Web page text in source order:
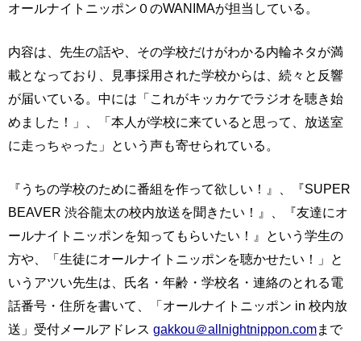
オールナイトニッポン０のWANIMAが担当している。
内容は、先生の話や、その学校だけがわかる内輪ネタが満
載となっており、見事採用された学校からは、続々と反響
が届いている。中には「これがキッカケでラジオを聴き始
めました！」、「本人が学校に来ていると思って、放送室
に走っちゃった」という声も寄せられている。
『うちの学校のために番組を作って欲しい！』、『SUPER
BEAVER 渋谷龍太の校内放送を聞きたい！』、『友達にオ
ールナイトニッポンを知ってもらいたい！』という学生の
方や、「生徒にオールナイトニッポンを聴かせたい！」と
いうアツい先生は、氏名・年齢・学校名・連絡のとれる電
話番号・住所を書いて、「オールナイトニッポン in 校内放
送」受付メールアドレス gakkou＠allnightnippon.comまで